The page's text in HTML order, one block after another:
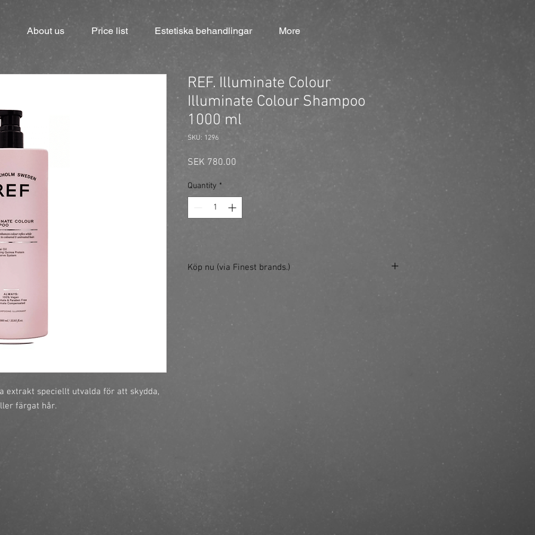
About us Price list Estetiska behandlingar More
extrakt speciellt utvalda för att skydda,
färgat hår.
REF. Illuminate Colour
Illuminate Colour Shampoo
1000 ml
SKU: 1296
SEK 780.00
Quantity *
Köp nu (via Finest brands.)